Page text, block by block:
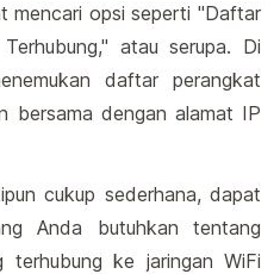
mencari opsi seperti "Daftar
atau serupa. Di
daftar perangkat
bersama dengan alamat IP
cukup sederhana, dapat
Anda butuhkan tentang
terhubung ke jaringan WiFi